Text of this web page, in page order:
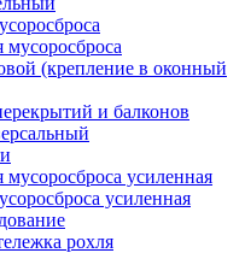
(крепление в оконный
и балконов
усиленная
усиленная
рохля